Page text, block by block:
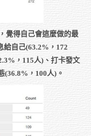
覺得自己會這麼做的最
給自己(63.2%，172
，115人)、打卡發文
(36.8%，100人)。